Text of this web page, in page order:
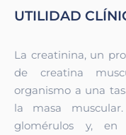
UTILIDAD
La creatinina, un
de creatina
organismo a una
la masa
glomérulos y, en